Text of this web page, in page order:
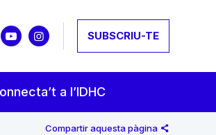
SUBSCRIU-TE
a l’IDHC
Compartir aquesta pàgina